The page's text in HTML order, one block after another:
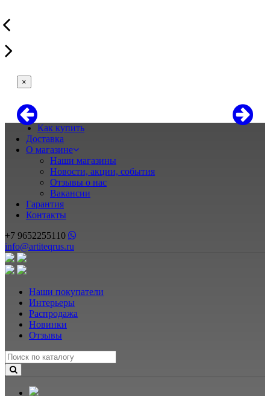
×
Как купить
Доставка
О магазине
Наши магазины
Новости, акции, события
Отзывы о нас
Вакансии
Гарантия
Контакты
+7 9652255110
info@artiteqrus.ru
Наши покупатели
Интерьеры
Распродажа
Новинки
Отзывы